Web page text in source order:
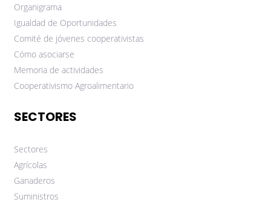
Organigrama
Igualdad de Oportunidades
Comité de jóvenes cooperativistas
Cómo asociarse
Memoria de actividades
Cooperativismo Agroalimentario
SECTORES
Sectores
Agrícolas
Ganaderos
Suministros